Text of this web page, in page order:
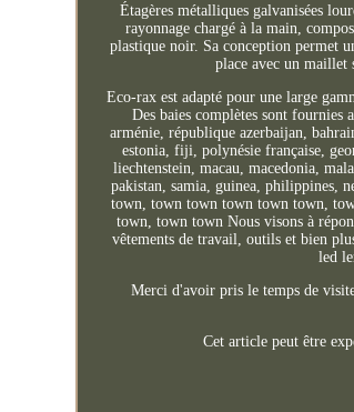
Étagères métalliques galvanisées
rayonnage chargé à la main,
plastique noir. Sa conception permet
place avec un maillet
Eco-rax est adapté pour une large
Des baies complètes sont fournies
arménie, république azerbaijan,
estonia, fiji, polynésie française,
liechtenstein, macau, macedonia,
pakistan, samia, guinea, philippines,
town, town town town town town,
town, town town Nous visons à
vêtements de travail, outils et bien
led
Merci d'avoir pris le temps de
Cet article peut être